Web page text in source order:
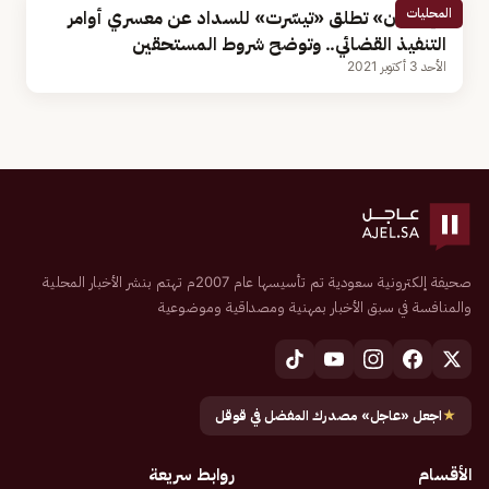
المحليات
«إحسان» تطلق «تيسّرت» للسداد عن معسري أوامر
التنفيذ القضائي.. وتوضح شروط المستحقين
الأحد 3 أكتوبر 2021
صحيفة إلكترونية سعودية تم تأسيسها عام 2007م تهتم بنشر الأخبار المحلية
والمنافسة في سبق الأخبار بمهنية ومصداقية وموضوعية
★اجعل «عاجل» مصدرك المفضل في قوقل
الأقسام روابط سريعة